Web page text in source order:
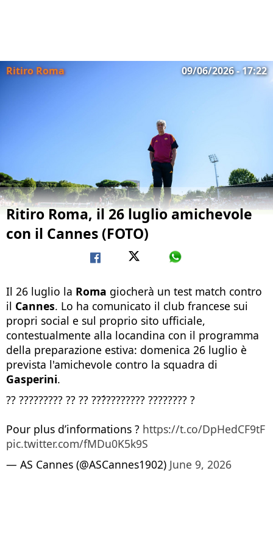
Ritiro Roma 09/06/2026 - 17:22
Ritiro Roma, il 26 luglio amichevole
con il Cannes (FOTO)
Il 26 luglio la Roma giocherà un test match contro
il Cannes. Lo ha comunicato il club francese sui
propri social e sul proprio sito ufficiale,
contestualmente alla locandina con il programma
della preparazione estiva: domenica 26 luglio è
prevista l'amichevole contro la squadra di
Gasperini.
?? ????????? ?? ?? ???́???????? ???????? ?
Pour plus d’informations ? https://t.co/DpHedCF9tF
pic.twitter.com/fMDu0K5k9S
— AS Cannes (@ASCannes1902) June 9, 2026